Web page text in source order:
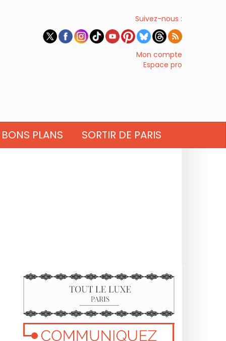
Suivez-nous :
Mon compte
Espace pro
BONS PLANS SORTIR DE PARIS